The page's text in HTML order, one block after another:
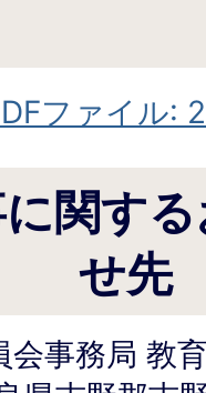
ファイル:
関す
せ先
会事務局 教